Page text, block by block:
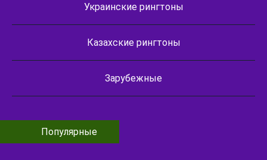
Украинские рингтоны
Казахские рингтоны
Зарубежные
Популярные